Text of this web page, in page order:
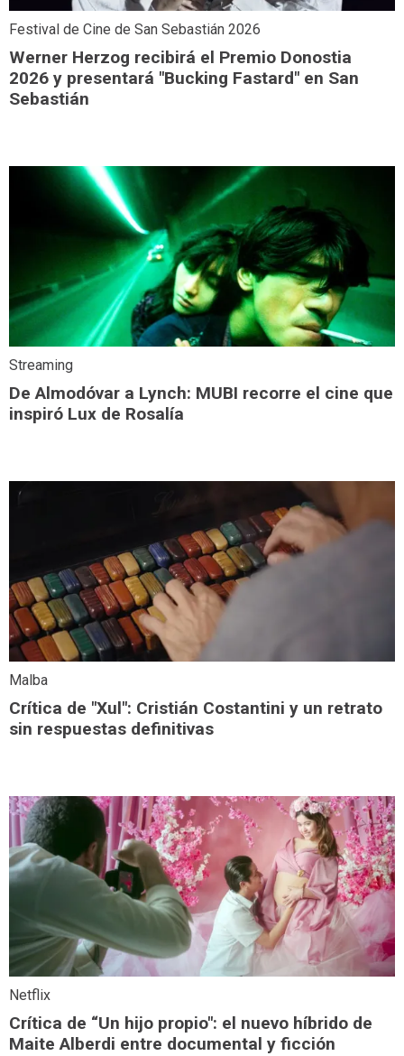
Festival de Cine de San Sebastián 2026
Werner Herzog recibirá el Premio Donostia
2026 y presentará "Bucking Fastard" en San
Sebastián
Streaming
De Almodóvar a Lynch: MUBI recorre el cine que
inspiró Lux de Rosalía
Malba
Crítica de "Xul": Cristián Costantini y un retrato
sin respuestas definitivas
Netflix
Crítica de “Un hijo propio": el nuevo híbrido de
Maite Alberdi entre documental y ficción